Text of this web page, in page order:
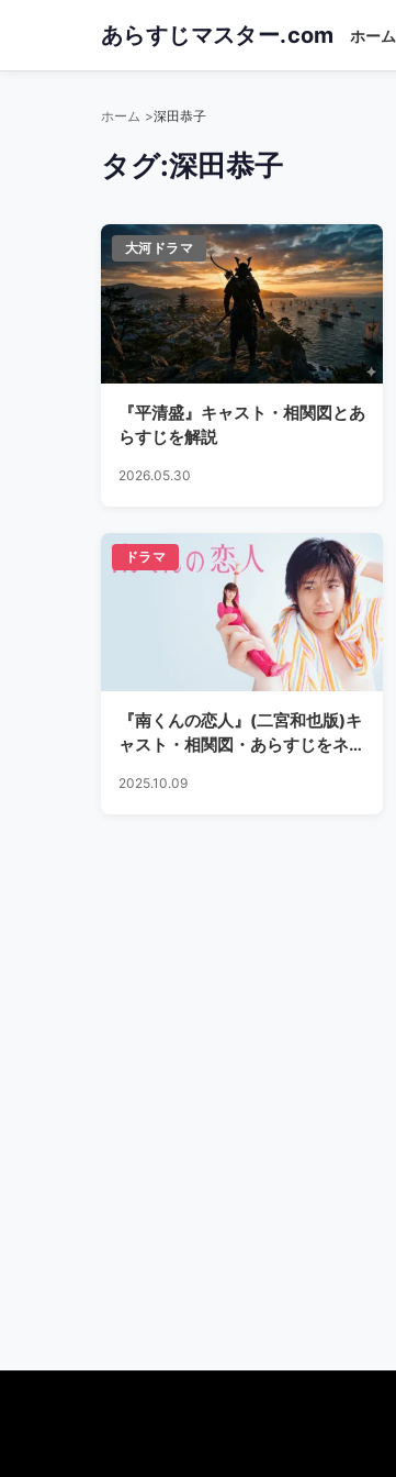
main
あらすじマスター.com ホーム
ホーム 深田恭子
タグ:深田恭子
大河ドラマ
『平清盛』キャスト・相関図とあ
らすじを解説
2026.05.30
ドラマ
『南くんの恋人』(二宮和也版)キ
ャスト・相関図・あらすじをネタ
2025.10.09